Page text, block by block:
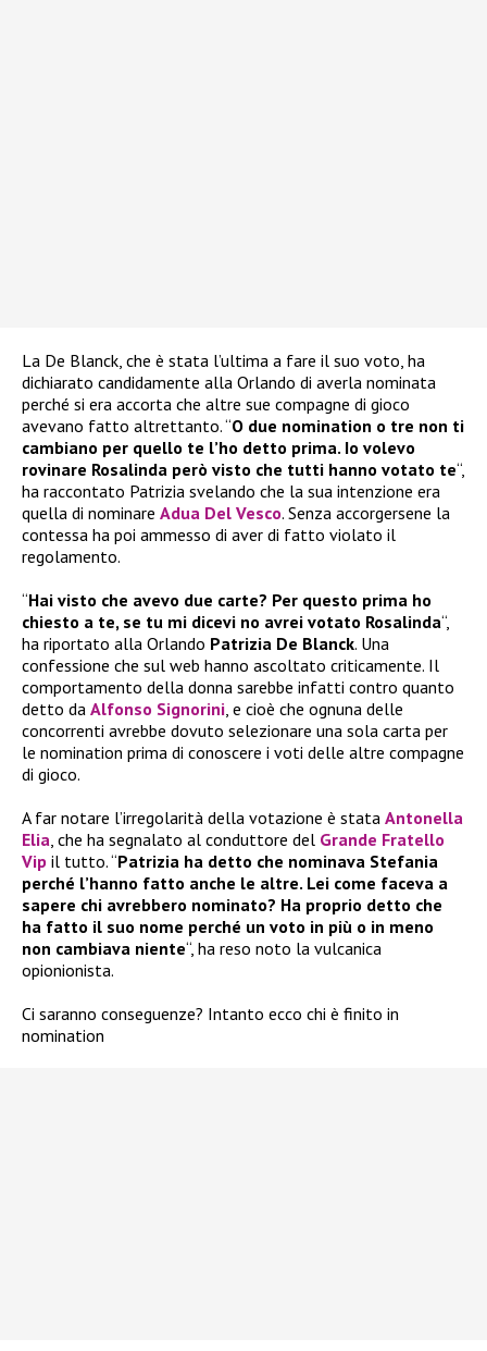
La De Blanck, che è stata l’ultima a fare il suo voto, ha
dichiarato candidamente alla Orlando di averla nominata
perché si era accorta che altre sue compagne di gioco
avevano fatto altrettanto. “O due nomination o tre non ti
cambiano per quello te l’ho detto prima. Io volevo
rovinare Rosalinda però visto che tutti hanno votato te“,
ha raccontato Patrizia svelando che la sua intenzione era
quella di nominare Adua Del Vesco. Senza accorgersene la
contessa ha poi ammesso di aver di fatto violato il
regolamento.
“Hai visto che avevo due carte? Per questo prima ho
chiesto a te, se tu mi dicevi no avrei votato Rosalinda“,
ha riportato alla Orlando Patrizia De Blanck. Una
confessione che sul web hanno ascoltato criticamente. Il
comportamento della donna sarebbe infatti contro quanto
detto da Alfonso Signorini, e cioè che ognuna delle
concorrenti avrebbe dovuto selezionare una sola carta per
le nomination prima di conoscere i voti delle altre compagne
di gioco.
A far notare l’irregolarità della votazione è stata Antonella
Elia, che ha segnalato al conduttore del Grande Fratello
Vip il tutto. “Patrizia ha detto che nominava Stefania
perché l’hanno fatto anche le altre. Lei come faceva a
sapere chi avrebbero nominato? Ha proprio detto che
ha fatto il suo nome perché un voto in più o in meno
non cambiava niente“, ha reso noto la vulcanica
opionionista.
Ci saranno conseguenze? Intanto ecco chi è finito in
nomination